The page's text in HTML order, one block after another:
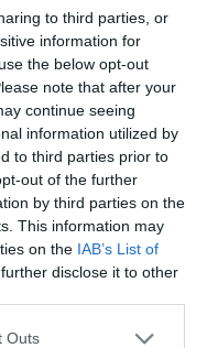
to third parties, or
information for
the below opt-out
note that after your
continue seeing
information utilized by
to third parties prior to
out of the further
by third parties on the
This information may
on the IAB’s List of
disclose it to other
one or more Google
Outs
kinézetű.De
ránézésre
voltak és
pozitív dolog
rendelést
gyorsan
senki nem
étterembe.
töltött
kértem roston
pedig
töltött